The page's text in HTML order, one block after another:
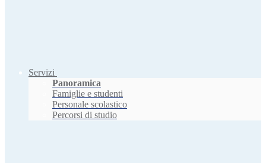
Servizi
Panoramica
Famiglie e studenti
Personale scolastico
Percorsi di studio